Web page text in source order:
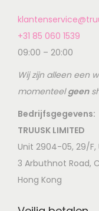
+31 85 060 1539
09:00 – 20:00
Wij zijn alleen een
momenteelgeen
Bedrijfsgegevens:
TRUUSK LIMITED
Unit 2904-05, 29/
3 Arbuthnot Road,
Hong Kong